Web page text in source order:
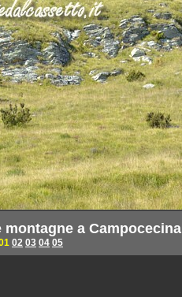
a Campocecina
02 03 04 05